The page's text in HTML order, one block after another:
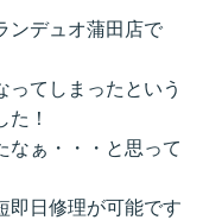
ンデュオ蒲田店で
ってしまったという
！
なぁ・・・と思って
即日修理が可能です